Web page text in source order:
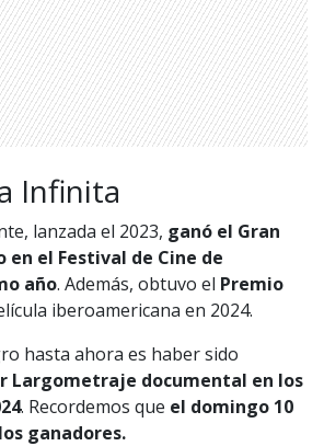
Infinita
lanzada el 2023, ganó el Gran
en el Festival de Cine de
año. Además, obtuvo el Premio
iberoamericana en 2024.
hasta ahora es haber sido
Largometraje documental en los
. Recordemos que el domingo 10
ganadores.